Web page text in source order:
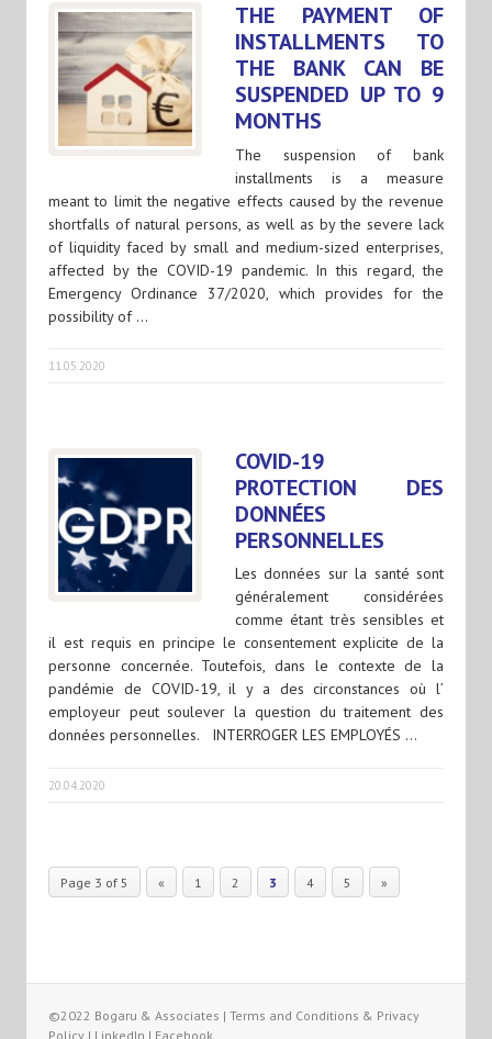
THE PAYMENT OF
INSTALLMENTS TO
THE BANK CAN BE
SUSPENDED UP TO 9
MONTHS
The suspension of bank
installments is a measure
meant to limit the negative effects caused by the revenue
shortfalls of natural persons, as well as by the severe lack
of liquidity faced by small and medium-sized enterprises,
affected by the COVID-19 pandemic. In this regard, the
Emergency Ordinance 37/2020, which provides for the
possibility of …
11.05.2020
COVID-19
PROTECTION DES
DONNÉES
PERSONNELLES
Les données sur la santé sont
généralement considérées
comme étant très sensibles et
il est requis en principe le consentement explicite de la
personne concernée. Toutefois, dans le contexte de la
pandémie de COVID-19, il y a des circonstances où l’
employeur peut soulever la question du traitement des
données personnelles. INTERROGER LES EMPLOYÉS …
20.04.2020
Page 3 of 5 « 1 2 3 4 5 »
©2022 Bogaru & Associates | Terms and Conditions & Privacy
Policy | LinkedIn | Facebook